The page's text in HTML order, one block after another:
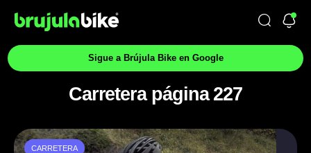
Sigue a Brújula Bike en Google
Carretera página 227
CARRETERA